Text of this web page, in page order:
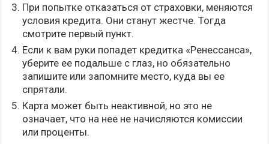
При попытке отказаться от страховки, меняются
условия кредита. Они станут жестче. Тогда
смотрите первый пункт.
Если к вам руки попадет кредитка «Ренессанса»,
уберите ее подальше с глаз, но обязательно
запишите или запомните место, куда вы ее
спрятали.
Карта может быть неактивной, но это не
означает, что на нее не начисляются комиссии
или проценты.